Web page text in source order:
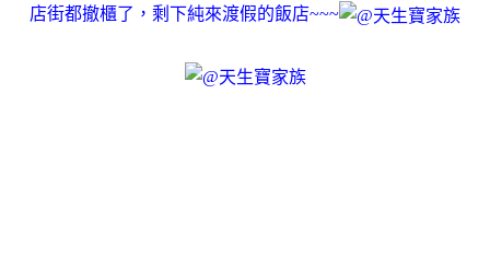
店街都撤櫃了，剩下純來渡假的飯店~~~